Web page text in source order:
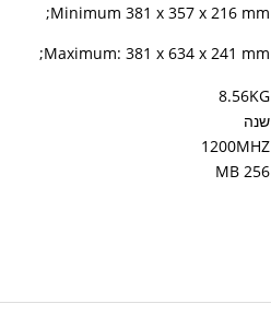
Minimum 381 x 357 x 216 mm;
Maximum: 381 x 634 x 241 mm;
8.56KG
שנה
1200MHZ
256 MB